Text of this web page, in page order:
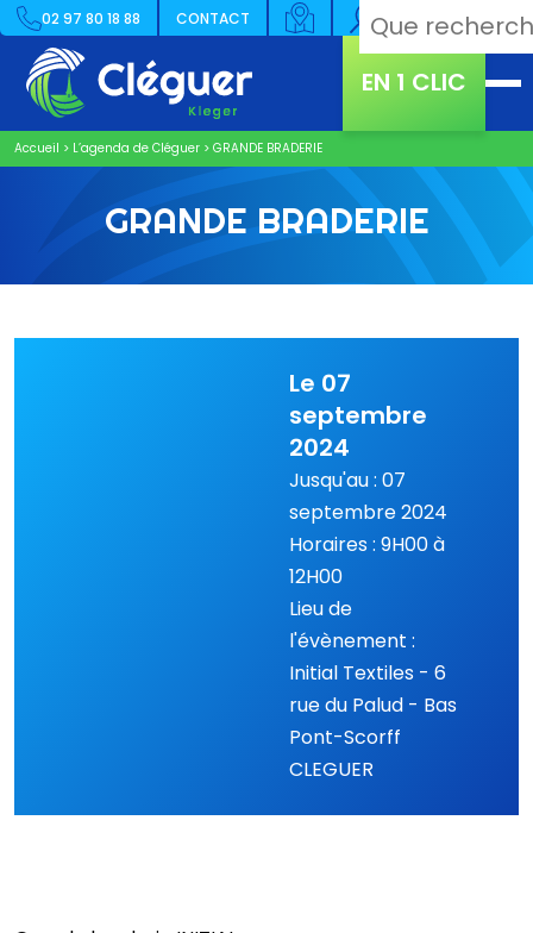
02 97 80 18 88 CONTACT
EN 1 CLIC
Accueil > L’agenda de Cléguer > GRANDE BRADERIE
GRANDE BRADERIE
Le 07
septembre
2024
Jusqu'au : 07
septembre 2024
Horaires : 9H00 à
12H00
Lieu de
l'évènement :
Initial Textiles - 6
rue du Palud - Bas
Pont-Scorff
CLEGUER